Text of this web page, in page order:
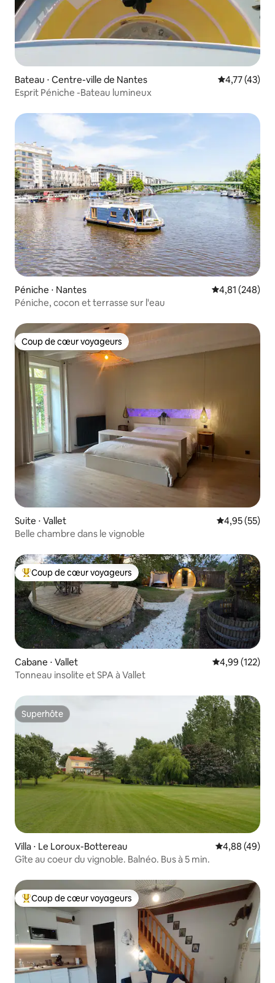
Bateau ⋅ Centre-ville de Nantes Évaluation
4,77 (43)
Esprit Péniche -Bateau lumineux
Péniche ⋅ Nantes Évaluation
4,81 (248)
Péniche, cocon et terrasse sur l'eau
Coup de cœur voyageurs
Coup de cœur voyageurs
Suite ⋅ Vallet Évaluation
4,95 (55)
Belle chambre dans le vignoble
Coups de cœur voyageurs les plus appréciés
Coup de cœur voyageurs
Cabane ⋅ Vallet Évaluation
4,99 (122)
Tonneau insolite et SPA à Vallet
Superhôte
Superhôte
Villa ⋅ Le Loroux-Bottereau Évaluation
4,88 (49)
Gîte au coeur du vignoble. Balnéo. Bus à 5 min.
Coups de cœur voyageurs les plus appréciés
Coup de cœur voyageurs